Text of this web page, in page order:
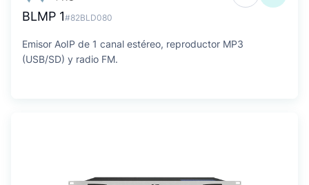
BLMP 1#82BLD080
Emisor AoIP de 1 canal estéreo, reproductor MP3
(USB/SD) y radio FM.